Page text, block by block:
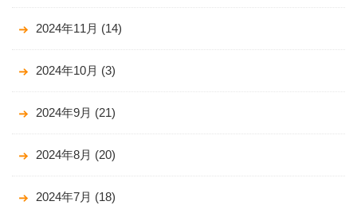
2024年11月 (14)
2024年10月 (3)
2024年9月 (21)
2024年8月 (20)
2024年7月 (18)